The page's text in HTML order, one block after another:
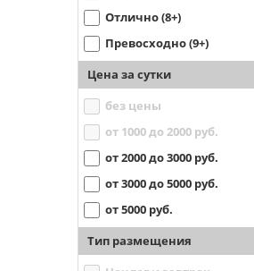
Отлично (8+)
Превосходно (9+)
Цена за сутки
без цены
от 1000 до 2000 руб.
от 2000 до 3000 руб.
от 3000 до 5000 руб.
от 5000 руб.
Тип размещения